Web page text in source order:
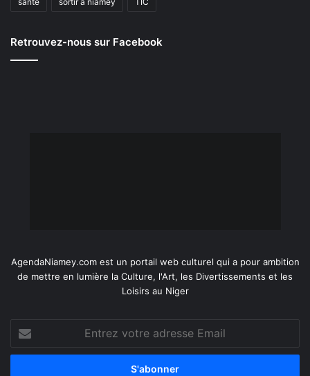
Retrouvez-nous sur Facebook
AgendaNiamey.com est un portail web culturel qui a pour ambition
de mettre en lumière la Culture, l'Art, les Divertissements et les
Loisirs au Niger
votre
adresse